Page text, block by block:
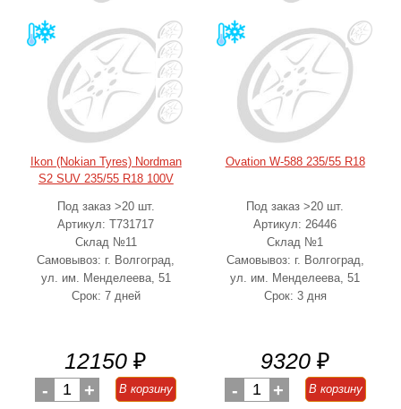
Ikon (Nokian Tyres) Nordman
S2 SUV 235/55 R18 100V
Под заказ >20 шт.
Артикул: T731717
Склад №11
Самовывоз: г. Волгоград,
ул. им. Менделеева, 51
Срок: 7 дней
12150 ₽
- 1 + В корзину
Ovation W-588 235/55 R18
Под заказ >20 шт.
Артикул: 26446
Склад №1
Самовывоз: г. Волгоград,
ул. им. Менделеева, 51
Срок: 3 дня
9320 ₽
- 1 + В корзину